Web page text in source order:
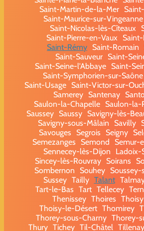
Saint-Martin-de-la-Mer
Saint-Maurice-sur-Vingeanne
Saint-Nicolas-lès-Cîteaux
Saint-Pierre-en-Vaux
Saint-Rémy Saint-Romain
Saint-Sauveur Saint-
Saint-Seine-l'Abbaye Saint-
Saint-Symphorien-sur-Saône
Saint-Usage
Saint-Victor-sur-
Samerey Santenay
Saulon-la-Chapelle Saulon-la-
Saussey Saussy Savigny-lès-
Savigny-sous-Mâlain
Savilly
Savouges
Segrois Seigny
Semezanges
Semond Semur-
Sennecey-lès-Dijon
Ladoix-
Sincey-lès-Rouvray
Soirans
Sombernon
Souhey
Sussey Tailly Talant
Tart-le-Bas Tart Tellecey
Thenissey Thoires
Thoisy-le-Désert Thomirey
Thorey-sous-Charny Thorey-
Thury Tichey Til-Châtel Tillenay